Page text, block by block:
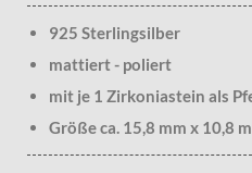
925 Sterlingsilber
mattiert - poliert
mit je 1 Zirkoniastein als
Größe ca. 15,8 mm x 10,8